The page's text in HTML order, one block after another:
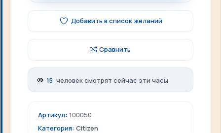
Добавить в список желаний
Сравнить
15 человек смотрят сейчас эти часы
Артикул: 100050
Категория: Citizen